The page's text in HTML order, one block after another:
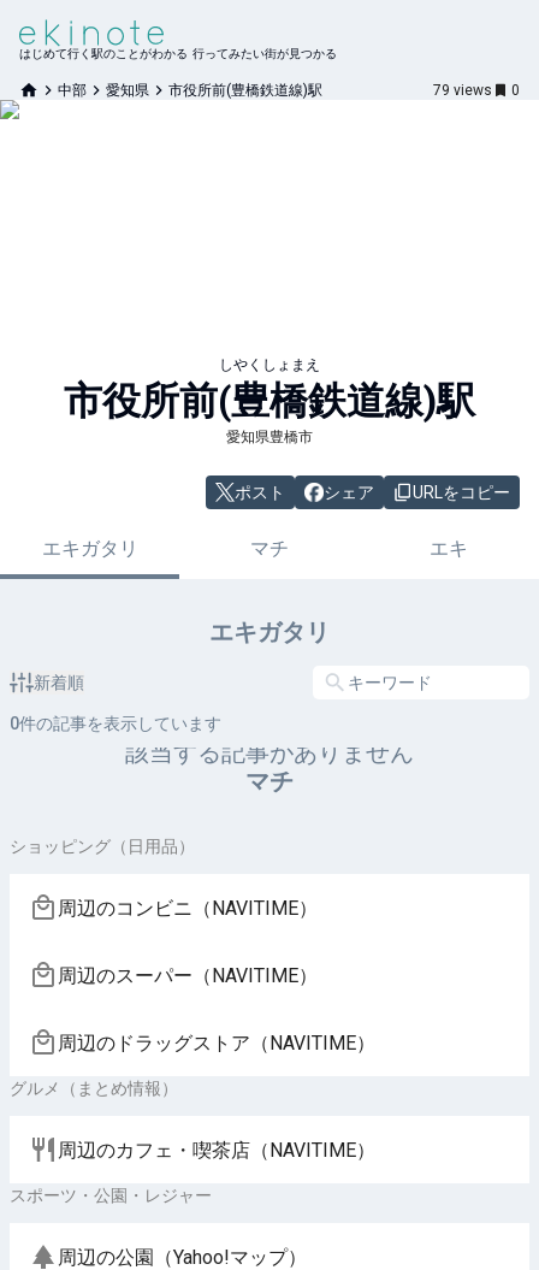
はじめて行く駅のことがわかる 行ってみたい街が見つかる
中部 愛知県 市役所前(豊橋鉄道線)駅 79 views 0
しやくしょまえ
市役所前(豊橋鉄道線)駅
愛知県豊橋市
ポスト シェア URLをコピー
エキガタリ マチ エキ
エキガタリ
新着順
0件の記事を表示しています
該当する記事がありません
マチ
ショッピング（日用品）
周辺のコンビニ（NAVITIME）
周辺のスーパー（NAVITIME）
周辺のドラッグストア（NAVITIME）
グルメ（まとめ情報）
周辺のカフェ・喫茶店（NAVITIME）
スポーツ・公園・レジャー
周辺の公園（Yahoo!マップ）